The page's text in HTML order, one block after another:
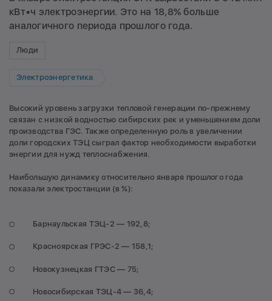
кВт•ч электроэнергии. Это на 18,8% больше
аналогичного периода прошлого года.
Люди
Электроэнергетика
Высокий уровень загрузки тепловой генерации по-прежнему
связан с низкой водностью сибирских рек и уменьшением доли
производства ГЭС. Также определенную роль в увеличении
доли городских ТЭЦ сыграл фактор необходимости выработки
энергии для нужд теплоснабжения.
Наибольшую динамику относительно января прошлого года
показали электростанции (в %):
Барнаульская ТЭЦ-2 — 192,8;
Красноярская ГРЭС-2 — 158,1;
Новокузнецкая ГТЭС — 75;
Новосибирская ТЭЦ-4 — 36,4;